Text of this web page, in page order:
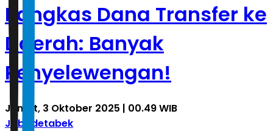
Pangkas Dana Transfer ke
Daerah: Banyak
Penyelewengan!
Jumat, 3 Oktober 2025 | 00.49 WIB
Jabodetabek